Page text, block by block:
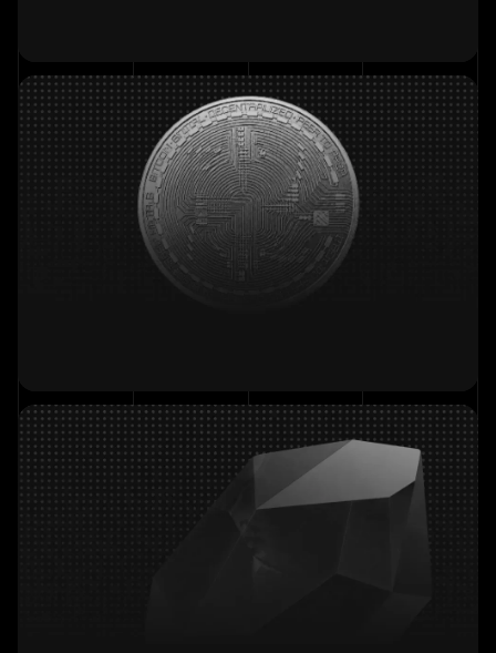
Traden und verdienen
Bis zu 400 € für neue Nutzer
Einzahlen und verdienen
Zahle ein und erhalte einen 8 % Bonus.